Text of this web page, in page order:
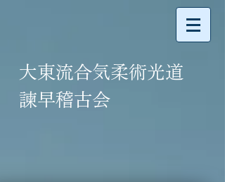
大東流合気柔術光道
諫早稽古会